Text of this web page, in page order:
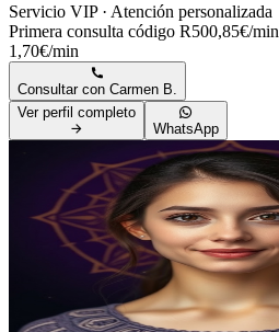
Servicio VIP · Atención personalizada
Primera consulta código R500,85€/min
1,70€/min
Consultar con Carmen B.
Ver perfil completo
WhatsApp